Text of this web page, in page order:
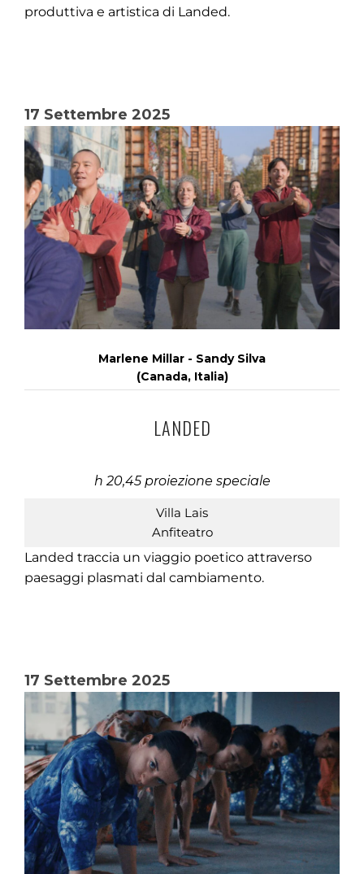
produttiva e artistica di Landed.
17 Settembre 2025
Marlene Millar - Sandy Silva
(Canada, Italia)
LANDED
h 20,45 proiezione speciale
Villa Lais
Anfiteatro
Landed traccia un viaggio poetico attraverso
paesaggi plasmati dal cambiamento.
17 Settembre 2025